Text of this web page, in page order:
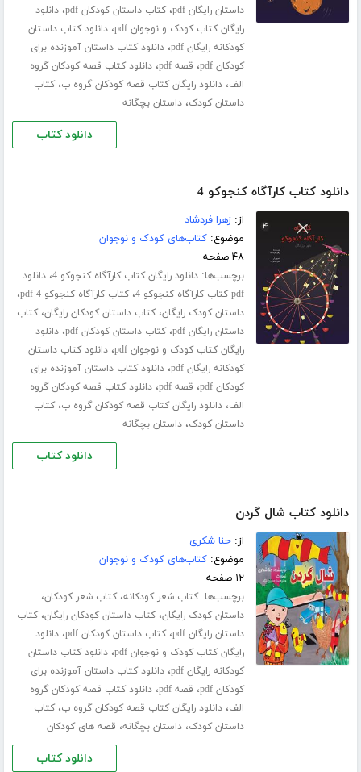
داستان رایگان pdf
،کتاب داستان کودکان pdf ،دانلود
رایگان کتاب کودک و نوجوان pdf
،دانلود کتاب داستان
کودکانه رایگان pdf
،دانلود کتاب داستان آموزنده برای
کودکان pdf
، قصه pdf ،دانلود کتاب قصه کودکان گروه
الف،دانلود رایگان کتاب قصه کودکان گروه ب،کتاب
داستان کودک،داستان بچگانه
دانلود کتاب
دانلود کتاب کارآگاه کنجوکو 4
از:زهرا فردشاد
موضوع:کتاب‌های کودک و نوجوان
۴۸ صفحه
برچسب‌ها:دانلود رایگان کتاب کارآگاه کنجوکو 4 ،دانلود
pdf کتاب کارآگاه کنجوکو 4
،کتاب کارآگاه کنجوکو 4 pdf ،
داستان کودک رایگان،کتاب داستان کودکان رایگان،کتاب
داستان رایگان pdf
،کتاب داستان کودکان pdf ،دانلود
رایگان کتاب کودک و نوجوان pdf
،دانلود کتاب داستان
کودکانه رایگان pdf
،دانلود کتاب داستان آموزنده برای
کودکان pdf
، قصه pdf ،دانلود کتاب قصه کودکان گروه
الف،دانلود رایگان کتاب قصه کودکان گروه ب،کتاب
داستان کودک،داستان بچگانه
دانلود کتاب
دانلود کتاب شال گردن
از:حنا شکری
موضوع:کتاب‌های کودک و نوجوان
۱۲ صفحه
برچسب‌ها:کتاب شعر کودکانه،کتاب شعر کودکان،
داستان کودک رایگان،کتاب داستان کودکان رایگان،کتاب
داستان رایگان pdf
،کتاب داستان کودکان pdf ،دانلود
رایگان کتاب کودک و نوجوان pdf
،دانلود کتاب داستان
کودکانه رایگان pdf
،دانلود کتاب داستان آموزنده برای
کودکان pdf
، قصه pdf ،دانلود کتاب قصه کودکان گروه
الف،دانلود رایگان کتاب قصه کودکان گروه ب،کتاب
داستان کودک،داستان بچگانه، قصه های کودکان
دانلود کتاب